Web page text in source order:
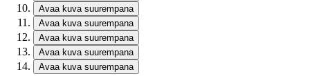
Avaa kuva suurempana
Avaa kuva suurempana
Avaa kuva suurempana
Avaa kuva suurempana
Avaa kuva suurempana